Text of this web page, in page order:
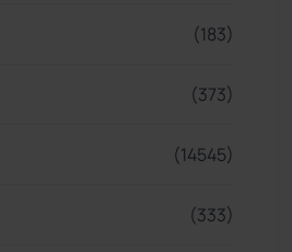
(183)
(373)
(14545)
(333)